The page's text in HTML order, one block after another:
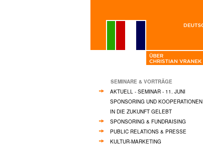
SEMINARE & VORTRÄGE
AKTUELL - SEMINAR - 11. JUNI
SPONSORING UND KOOPERATIONEN
IN DIE ZUKUNFT GELEBT
SPONSORING & FUNDRAISING
PUBLIC RELATIONS & PRESSE
KULTUR-MARKETING